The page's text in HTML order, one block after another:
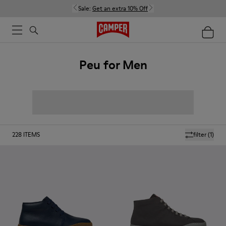
Sale: Get an extra 10% Off
Peu for Men
filter(1)
228 ITEMS